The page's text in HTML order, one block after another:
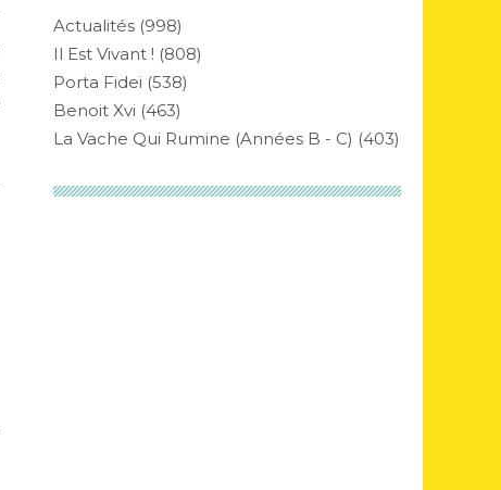
Actualités (998)
Il Est Vivant ! (808)
Porta Fidei (538)
Benoit Xvi (463)
La Vache Qui Rumine (années B - C) (403)